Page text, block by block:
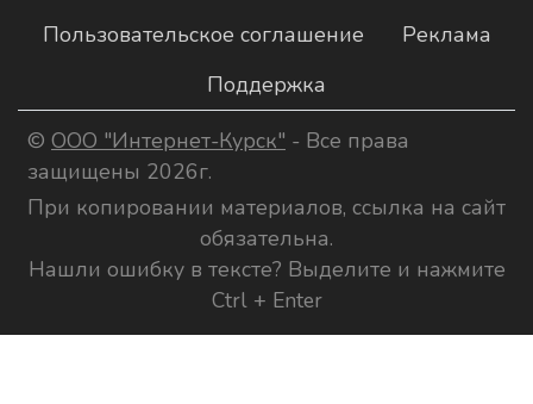
Пользовательское соглашение
Реклама
Поддержка
© ООО "Интернет-Курск" - Все права
защищены 2026г.
При копировании материалов, ссылка на сайт
обязательна.
Нашли ошибку в тексте? Выделите и нажмите
Ctrl + Enter